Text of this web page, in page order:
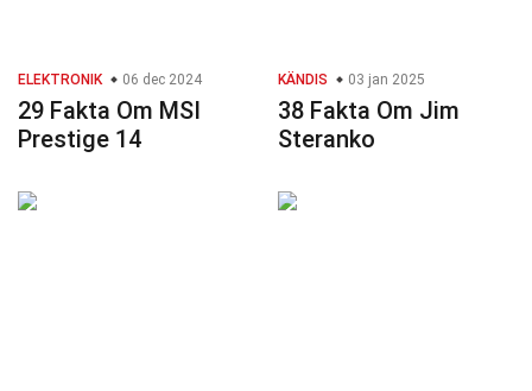
ELEKTRONIK 06 dec 2024
29 Fakta Om MSI
Prestige 14
KÄNDIS 03 jan 2025
38 Fakta Om Jim
Steranko